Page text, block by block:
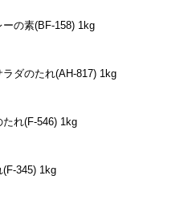
の素(BF-158) 1kg
ダのたれ(AH-817) 1kg
れ(F-546) 1kg
345) 1kg